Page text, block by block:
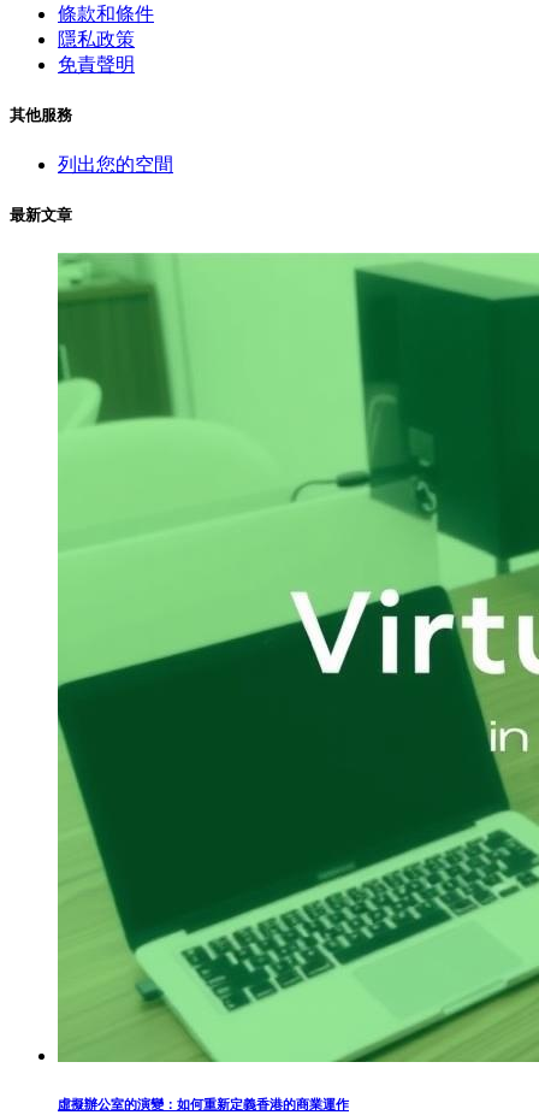
條款和條件
隱私政策
免責聲明
其他服務
列出您的空間
最新文章
虛擬辦公室的演變：如何重新定義香港的商業運作